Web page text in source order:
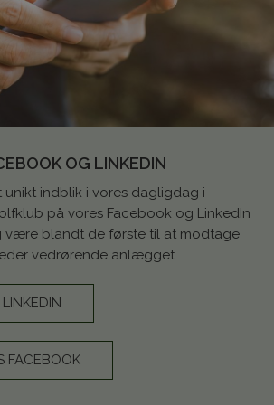
OG LINKEDIN
indblik i vores dagligdag i
på vores Facebook og LinkedIn
være blandt de første til at modtage
vedrørende anlægget.
FACEBOOK